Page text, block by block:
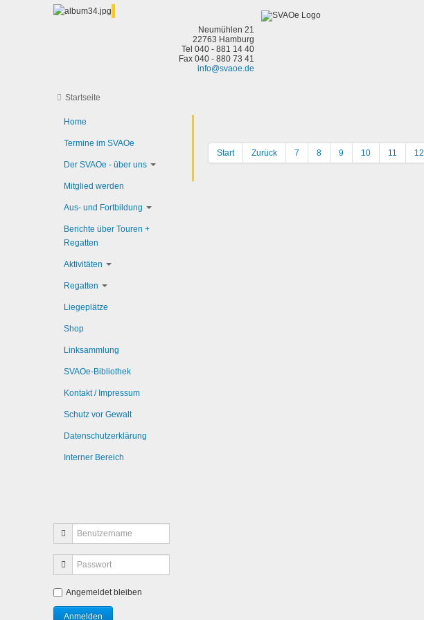
Neumühlen 21
22763 Hamburg
Tel 040 - 881 14 40
Fax 040 - 880 73 41
info@svaoe.de
Startseite
Start Zurück 7 8 9 10 11 12
Home
Termine im SVAOe
Der SVAOe - über uns
Mitglied werden
Aus- und Fortbildung
Berichte über Touren +
Regatten
Aktivitäten
Regatten
Liegeplätze
Shop
Linksammlung
SVAOe-Bibliothek
Kontakt / Impressum
Schutz vor Gewalt
Datenschutzerklärung
Interner Bereich
Angemeldet bleiben